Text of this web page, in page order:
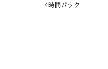
4時間パック